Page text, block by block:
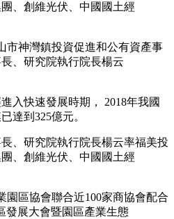
、創維光伏、中國國土經
神灣鎮投資促進和公有資產事
、研究院執行院長楊云
快速發展時期， 2018年我國
達到325億元。
研究院執行院長楊云率福美投
、創維光伏、中國國土經
區協會聯合近100家商協會配合
發展大會暨園區產業生態